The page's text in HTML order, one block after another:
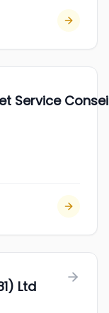
Service
Ltd